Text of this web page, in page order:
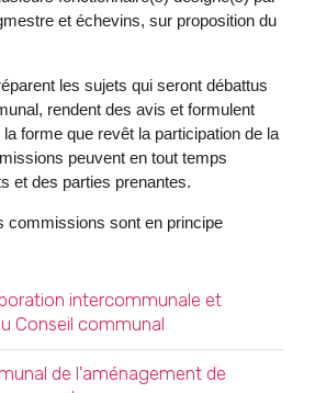
et échevins, sur proposition du
les sujets qui seront débattus
rendent des avis et formulent
forme que revêt la participation de la
peuvent en tout temps
et des parties prenantes.
commissions sont en principe
intercommunale et
Conseil communal
de l'aménagement de